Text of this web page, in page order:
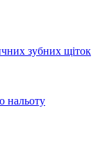
зубних щіток
нальоту